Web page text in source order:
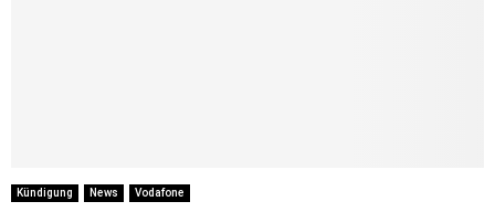
Kündigung News Vodafone